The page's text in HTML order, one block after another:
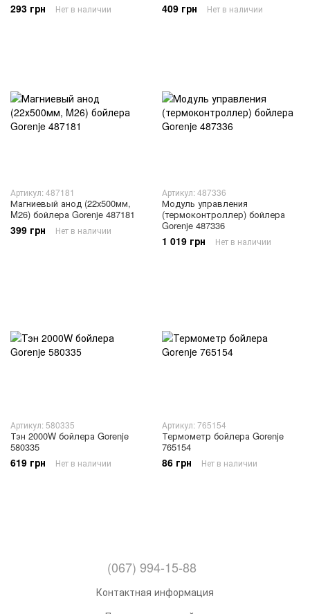
293 грн Нет в наличии 409 грн Нет в наличии
Артикул: 487181
Магниевый анод (22х500мм,
M26) бойлера Gorenje 487181
399 грн Нет в наличии
Артикул: 487336
Модуль управления
(термоконтроллер) бойлера
Gorenje 487336
1 019 грн Нет в наличии
Артикул: 580335
Тэн 2000W бойлера Gorenje
580335
619 грн Нет в наличии
Артикул: 765154
Термометр бойлера Gorenje
765154
86 грн Нет в наличии
(067) 994-15-88
Контактная информация